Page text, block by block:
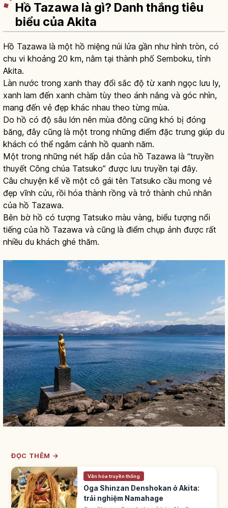
Hồ Tazawa là gì? Danh thắng tiêu
biểu của Akita
Hồ Tazawa là một hồ miệng núi lửa gần như hình tròn, có
chu vi khoảng 20 km, nằm tại thành phố Semboku, tỉnh
Akita.
Làn nước trong xanh thay đổi sắc độ từ xanh ngọc lưu ly,
xanh lam đến xanh chàm tùy theo ánh nắng và góc nhìn,
mang đến vẻ đẹp khác nhau theo từng mùa.
Do hồ có độ sâu lớn nên mùa đông cũng khó bị đóng
băng, đây cũng là một trong những điểm đặc trưng giúp du
khách có thể ngắm cảnh hồ quanh năm.
Một trong những nét hấp dẫn của hồ Tazawa là “truyền
thuyết Công chúa Tatsuko” được lưu truyền tại đây.
Câu chuyện kể về một cô gái tên Tatsuko cầu mong vẻ
đẹp vĩnh cửu, rồi hóa thành rồng và trở thành chủ nhân
của hồ Tazawa.
Bên bờ hồ có tượng Tatsuko màu vàng, biểu tượng nổi
tiếng của hồ Tazawa và cũng là điểm chụp ảnh được rất
nhiều du khách ghé thăm.
ĐỌC THÊM →
Văn hóa truyền thống
Oga Shinzan Denshokan ở Akita:
trải nghiệm Namahage